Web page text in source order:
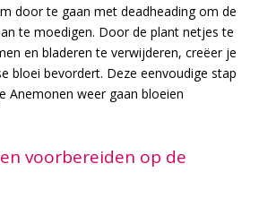
door te gaan met deadheading om de
te moedigen. Door de plant netjes te
en bladeren te verwijderen, creëer je
bloei bevordert. Deze eenvoudige stap
Anemonen weer gaan bloeien
voorbereiden op de